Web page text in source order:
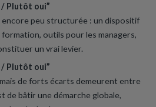
/ Plutôt oui”
peu structurée : un dispositif
outils pour les managers,
un vrai levier.
/ Plutôt oui”
de forts écarts demeurent entre
de bâtir une démarche globale,